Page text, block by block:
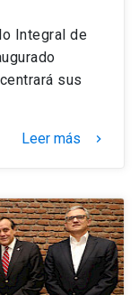
Integral de
sus
Leer más keyboard_arrow_right